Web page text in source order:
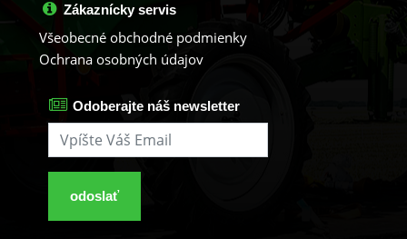
Zákaznícky servis
Všeobecné obchodné podmienky
Ochrana osobných údajov
Odoberajte náš newsletter
odoslať